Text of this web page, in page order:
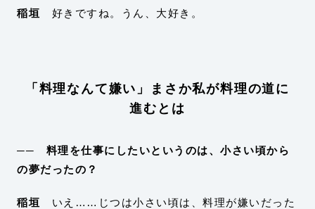
稲垣 好きですね。うん、大好き。
「料理なんて嫌い」まさか私が料理の道に
進むとは
── 料理を仕事にしたいというのは、小さい頃から
の夢だったの？
稲垣 いえ……じつは小さい頃は、料理が嫌いだった